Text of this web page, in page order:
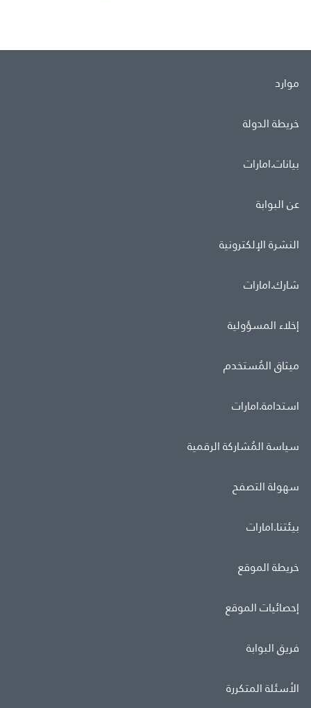
موارد
خريطة الدولة
بيانات.امارات
عن البوابة
النشرة الإلكترونية
شارك.امارات
إخلاء المسؤولية
ميثاق المُستخدم
استدامة.امارات
سياسة المُشاركة الرقمية
سهولة التصفح
بيئتنا.امارات
خريطة الموقع
إحصائيات الموقع
فريق البوابة
الأسئلة المتكررة